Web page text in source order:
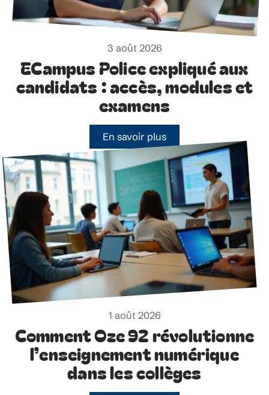
3 août 2026
ECampus Police expliqué aux
candidats : accès, modules et
examens
En savoir plus
1 août 2026
Comment Oze 92 révolutionne
l’enseignement numérique
dans les collèges